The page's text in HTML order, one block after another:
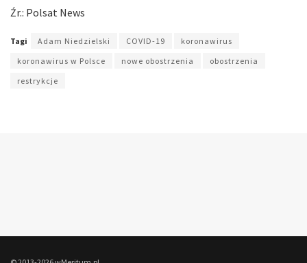
Źr.: Polsat News
Tagi Adam Niedzielski COVID-19
koronawirus
koronawirus w Polsce
nowe obostrzenia
obostrzenia
restrykcje